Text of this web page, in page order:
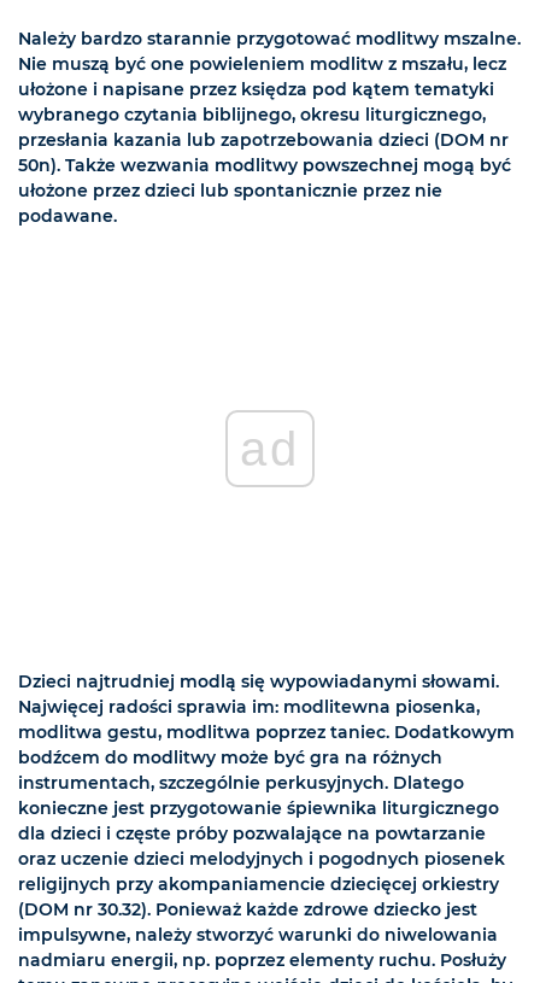
Należy bardzo starannie przygotować modlitwy mszalne.
Nie muszą być one powieleniem modlitw z mszału, lecz
ułożone i napisane przez księdza pod kątem tematyki
wybranego czytania biblijnego, okresu liturgicznego,
przesłania kazania lub zapotrzebowania dzieci (DOM nr
50n). Także wezwania modlitwy powszechnej mogą być
ułożone przez dzieci lub spontanicznie przez nie
podawane.
ad
Dzieci najtrudniej modlą się wypowiadanymi słowami.
Najwięcej radości sprawia im: modlitewna piosenka,
modlitwa gestu, modlitwa poprzez taniec. Dodatkowym
bodźcem do modlitwy może być gra na różnych
instrumentach, szczególnie perkusyjnych. Dlatego
konieczne jest przygotowanie śpiewnika liturgicznego
dla dzieci i częste próby pozwalające na powtarzanie
oraz uczenie dzieci melodyjnych i pogodnych piosenek
religijnych przy akompaniamencie dziecięcej orkiestry
(DOM nr 30.32). Ponieważ każde zdrowe dziecko jest
impulsywne, należy stworzyć warunki do niwelowania
nadmiaru energii, np. poprzez elementy ruchu. Posłuży